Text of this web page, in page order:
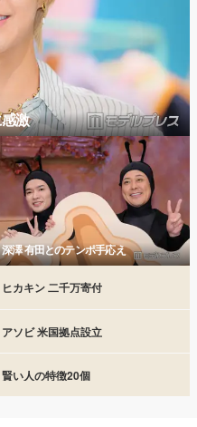
激
深澤 有田とのテンポ手応え
ヒカキン 二千万寄付
アソビ 米国拠点設立
賢い人の特徴20個